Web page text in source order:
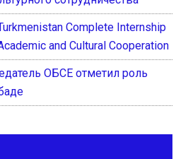
Complete Internship
and Cultural Cooperation
ОБСЕ отметил роль